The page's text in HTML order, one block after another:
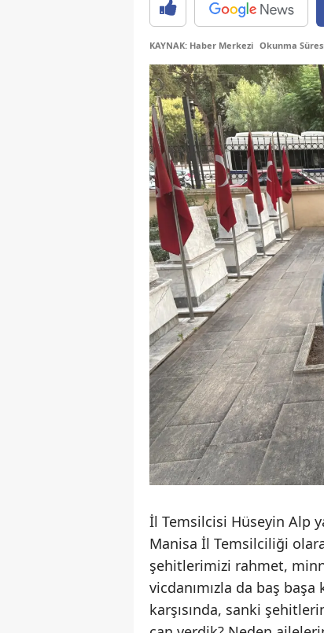
KAYNAK: Haber Merkezi Okunma
İl Temsilcisi Hüseyin Alp
Manisa İl Temsilciliği
şehitlerimizi rahmet,
vicdanımızla da baş
karşısında, sanki